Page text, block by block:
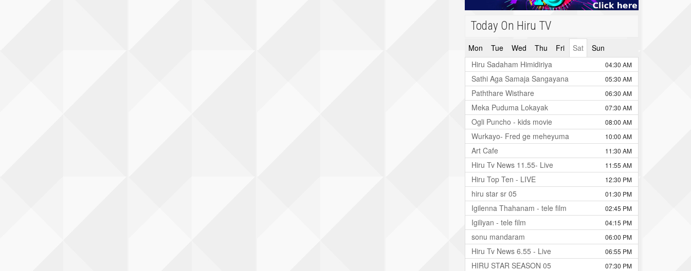
Today On Hiru TV
Mon Tue Wed Thu Fri Sat
Sun
Hiru Sadaham Himidiriya
04:30 AM
Sathi Aga Samaja Sangayana 05:30 AM
Paththare Wisthare 06:30 AM
Meka Puduma Lokayak 07:30 AM
Ogli Puncho - kids movie 08:00 AM
Wurkayo- Fred ge meheyuma 10:00 AM
Art Cafe 11:30 AM
Hiru Tv News 11.55- Live 11:55 AM
Hiru Top Ten - LIVE 12:30 PM
hiru star sr 05 01:30 PM
Igilenna Thahanam - tele film 02:45 PM
Igiliyan - tele film 04:15 PM
sonu mandaram 06:00 PM
Hiru Tv News 6.55 - Live 06:55 PM
HIRU STAR SEASON 05 07:30 PM